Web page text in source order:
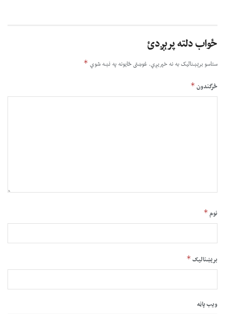
ځواب دلته پرېږدئ
ستاسو برېښناليک به نه خپريږي.غوښتى ځایونه په نښه شوي *
څرگندون*
نوم*
بریښنالیک*
ویب پاڼه